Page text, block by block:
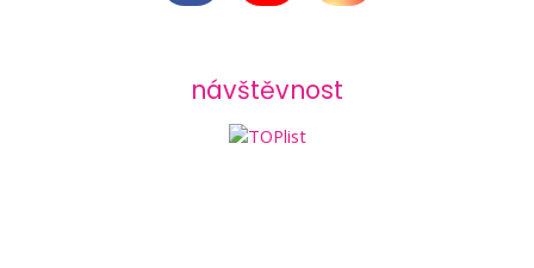
návštěvnost